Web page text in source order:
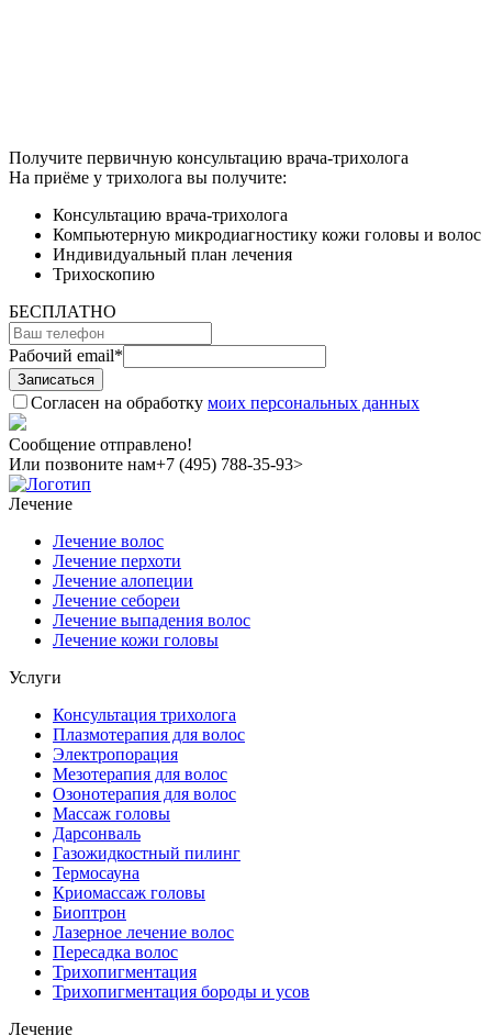
Получите первичную консультацию врача-трихолога
На приёме у трихолога вы получите:
Консультацию врача-трихолога
Компьютерную микродиагностику кожи головы и волос
Индивидуальный план лечения
Трихоскопию
БЕСПЛАТНО
Рабочий email*
Согласен на обработку моих персональных данных
Сообщение отправлено!
Или позвоните нам+7 (495) 788-35-93>
Лечение
Лечение волос
Лечение перхоти
Лечение алопеции
Лечение себореи
Лечение выпадения волос
Лечение кожи головы
Услуги
Консультация трихолога
Плазмотерапия для волос
Электропорация
Мезотерапия для волос
Озонотерапия для волос
Массаж головы
Дарсонваль
Газожидкостный пилинг
Термосауна
Криомассаж головы
Биоптрон
Лазерное лечение волос
Пересадка волос
Трихопигментация
Трихопигментация бороды и усов
Лечение